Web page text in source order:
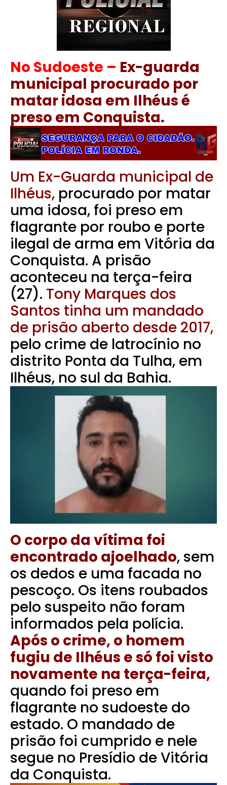
No Sudoeste – Ex-guarda
municipal procurado por
matar idosa em Ilhéus é
preso em Conquista.
Um Ex-Guarda municipal de
Ilhéus, procurado por matar
uma idosa, foi preso em
flagrante por roubo e porte
ilegal de arma em Vitória da
Conquista. A prisão
aconteceu na terça-feira
(27). Tony Marques dos
Santos tinha um mandado
de prisão aberto desde 2017,
pelo crime de latrocínio no
distrito Ponta da Tulha, em
Ilhéus, no sul da Bahia.
O corpo da vítima foi
encontrado ajoelhado, sem
os dedos e uma facada no
pescoço. Os itens roubados
pelo suspeito não foram
informados pela polícia.
Após o crime, o homem
fugiu de Ilhéus e só foi visto
novamente na terça-feira,
quando foi preso em
flagrante no sudoeste do
estado. O mandado de
prisão foi cumprido e nele
segue no Presídio de Vitória
da Conquista.